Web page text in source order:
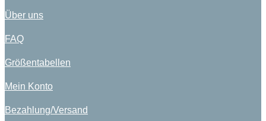
Über uns
FAQ
Größentabellen
Mein Konto
Bezahlung/Versand